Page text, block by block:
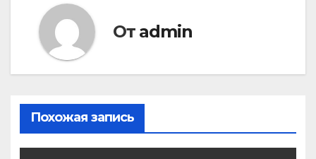
От admin
Похожая запись